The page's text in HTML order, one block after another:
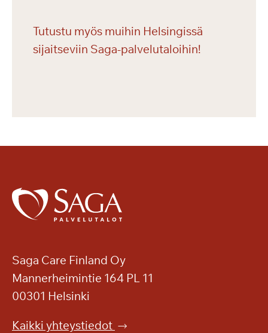
Tutustu myös muihin Helsingissä
sijaitseviin Saga-palvelutaloihin!
Saga Care Finland Oy
Mannerheimintie 164 PL 11
00301 Helsinki
Kaikki yhteystiedot